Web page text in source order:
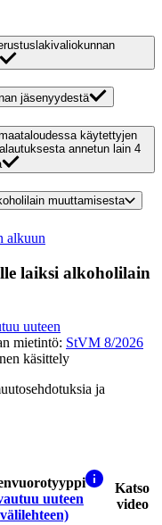
jäsenyydestä
käytettyjen
annetun lain 4
muuttamisesta
alkuun
laiksi alkoholilain
uuteen
mietintö: StVM 8/2026
käsittely
ja
uuteen
välilehteen)
Katso
video